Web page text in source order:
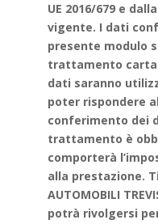
UE 2016/679 e
vigente. I dati
presente modulo
trattamento
dati saranno
poter rispondere
conferimento dei
trattamento è
comporterà
alla prestazione.
AUTOMOBILI
potrà rivolgersi